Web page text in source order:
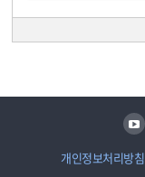
개인정보처리방침
유튜브